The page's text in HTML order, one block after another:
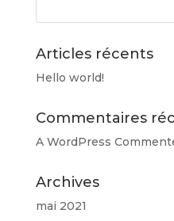
Articles récents
Hello world!
Commentaires
A WordPress
Archives
mai 2021